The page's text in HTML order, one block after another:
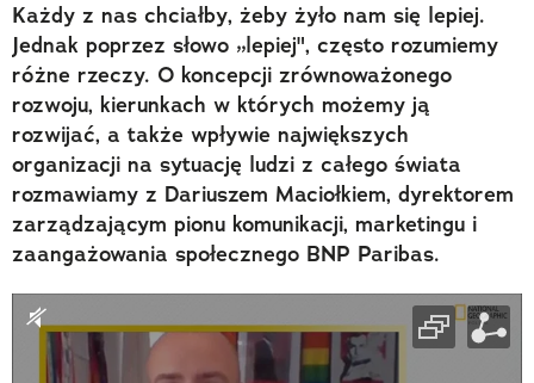
Wielki Konkurs Fotograficzny
Trendbook Podróżniczy
Polecane
Każdy z nas chciałby, żeby żyło nam się lepiej.
Jednak poprzez słowo „lepiej", często rozumiemy
różne rzeczy. O koncepcji zrównoważonego
rozwoju, kierunkach w których możemy ją
rozwijać, a także wpływie największych
organizacji na sytuację ludzi z całego świata
rozmawiamy z Dariuszem Maciołkiem, dyrektorem
zarządzającym pionu komunikacji, marketingu i
zaangażowania społecznego BNP Paribas.